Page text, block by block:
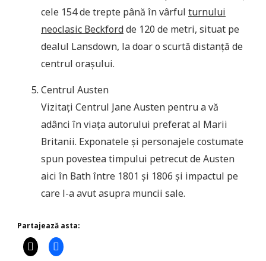
cele 154 de trepte până în vârful turnului
neoclasic Beckfordde 120 de metri, situat pe
dealul Lansdown, la doar o scurtă distanță de
centrul orașului.
Centrul Austen
Vizitați Centrul Jane Austen pentru a vă
adânci în viața autorului preferat al Marii
Britanii. Exponatele și personajele costumate
spun povestea timpului petrecut de Austen
aici în Bath între 1801 și 1806 și impactul pe
care l-a avut asupra muncii sale.
Partajează asta: